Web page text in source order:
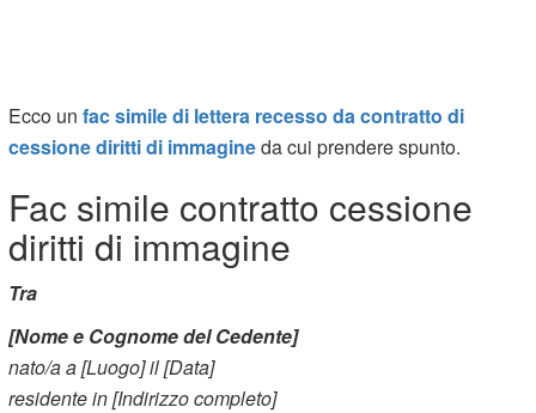
Ecco unfac simile di lettera recesso da contratto di
cessione diritti di immagineda cui prendere spunto.
Fac simile contratto cessione
diritti di immagine
Tra
[Nome e Cognome del Cedente]
nato/a a [Luogo] il [Data]
residente in [Indirizzo completo]